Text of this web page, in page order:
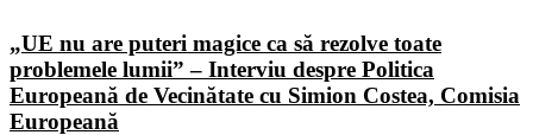
„UE nu are puteri magice ca să rezolve toate
problemele lumii” – Interviu despre Politica
Europeană de Vecinătate cu Simion Costea, Comisia
Europeană